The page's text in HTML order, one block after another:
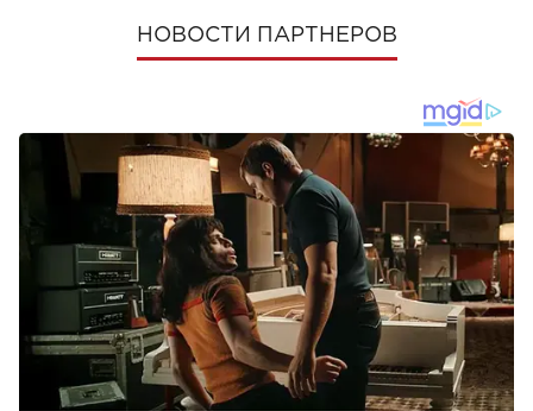
НОВОСТИ ПАРТНЕРОВ